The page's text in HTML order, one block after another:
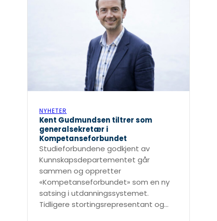
NYHETER
Kent Gudmundsen tiltrer som
generalsekretær i
Kompetanseforbundet
Studieforbundene godkjent av
Kunnskapsdepartementet går
sammen og oppretter
«Kompetanseforbundet» som en ny
satsing i utdanningssystemet.
Tidligere stortingsrepresentant og…